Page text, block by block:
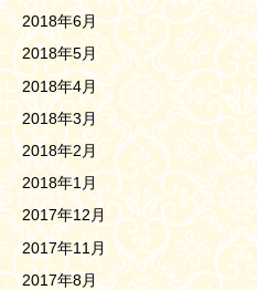
2018年6月
2018年5月
2018年4月
2018年3月
2018年2月
2018年1月
2017年12月
2017年11月
2017年8月